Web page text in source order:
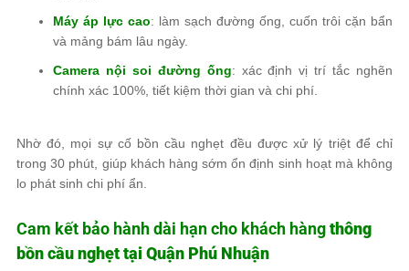
Máy áp lực cao: làm sạch đường ống, cuốn trôi cặn bẩn
và mảng bám lâu ngày.
Camera nội soi đường ống: xác định vị trí tắc nghẽn
chính xác 100%, tiết kiệm thời gian và chi phí.
Nhờ đó, mọi sự cố bồn cầu nghẹt đều được xử lý triệt để chỉ
trong 30 phút, giúp khách hàng sớm ổn định sinh hoạt mà không
lo phát sinh chi phí ẩn.
Cam kết bảo hành dài hạn cho khách hàngthông
bồn cầu nghẹt tại Quận Phú Nhuận